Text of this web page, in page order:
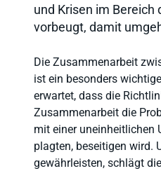
und Krisen im Bereich
vorbeugt, damit
Die Zusammenarbeit
ist ein besonders
erwartet, dass die
Zusammenarbeit die
mit einer uneinheitlichen
plagten, beseitigen wird.
gewährleisten, schlägt